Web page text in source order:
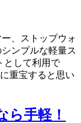
、ストップウォ
ンプルな軽量ス
として利用で
重宝すると思い
ら手軽！